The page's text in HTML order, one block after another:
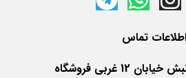
اطلاعات تماس
اهواز کیان آباد نبش خیابان 12 غربی فروشگاه